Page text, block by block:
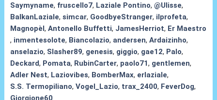
Saymyname, fruscello7, Laziale Pontino,@Ulisse,
BalkanLaziale,simcar, GoodbyeStranger, ilprofeta,
Magnopèl,Antonello Buffetti, JamesHerriot, Er Maestro
, inmentesolote, Biancolazio, andersen,Ardaizinho,
anselazio, Slasher89, genesis, giggio, gae12, Palo,
Deckard, Pomata, RubinCarter, paolo71, gentlemen,
Adler Nest, Laziovibes, BomberMax, erlaziale,
S.S. Termopiliano,Vogel_Lazio, trax_2400, FeverDog,
Giorgione60